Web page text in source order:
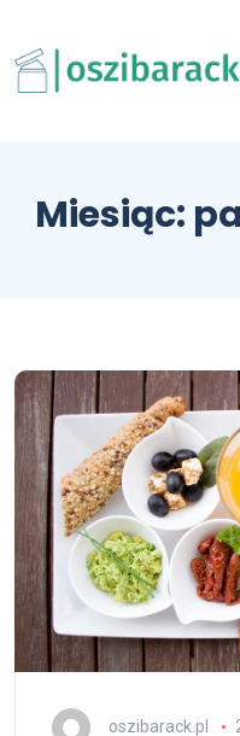
Miesiąc:
oszibarack.pl